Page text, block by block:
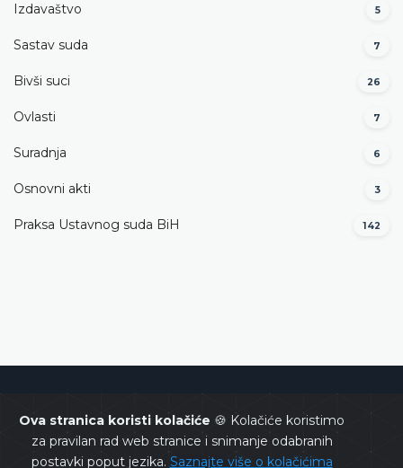
Ova stranica koristi kolačiće 🍪 Kolačiće koristimo
za pravilan rad web stranice i snimanje odabranih
postavki poput jezika. Saznajte više o kolačićima
Izdavaštvo 5
Sastav suda 7
Bivši suci 26
Ovlasti 7
Suradnja 6
Osnovni akti 3
Praksa Ustavnog suda BiH 142